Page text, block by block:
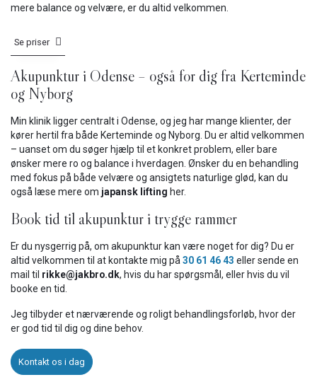
mere balance og velvære, er du altid velkommen.
Se priser
Akupunktur i Odense – også for dig fra Kerteminde
og Nyborg
Min klinik ligger centralt i Odense, og jeg har mange klienter, der
kører hertil fra både Kerteminde og Nyborg. Du er altid velkommen
– uanset om du søger hjælp til et konkret problem, eller bare
ønsker mere ro og balance i hverdagen. Ønsker du en behandling
med fokus på både velvære og ansigtets naturlige glød, kan du
også læse mere om japansk lifting her.
Book tid til akupunktur i trygge rammer
Er du nysgerrig på, om akupunktur kan være noget for dig? Du er
altid velkommen til at kontakte mig på 30 61 46 43 eller sende en
mail til rikke@jakbro.dk, hvis du har spørgsmål, eller hvis du vil
booke en tid.
Jeg tilbyder et nærværende og roligt behandlingsforløb, hvor der
er god tid til dig og dine behov.
Kontakt os i dag